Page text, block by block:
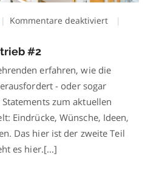
Kommentare deaktiviertfür
#2
erfahren, wie die
- oder sogar
zum aktuellen
Eindrücke, Wünsche, Ideen,
Das hier ist der zweite Teil
es hier.[...]